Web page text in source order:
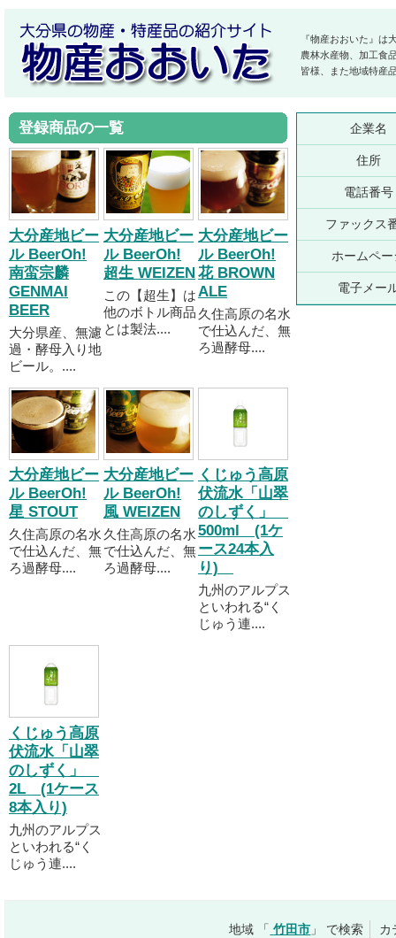
『物産おおいた』は
農林水産物、加工食
皆様、また地域特産
登録商品の一覧
大分産地ビー
ル BeerOh!
南蛮宗麟
GENMAI
BEER
大分県産、無濾
過・酵母入り地
ビール。....
大分産地ビー
ル BeerOh!
超生 WEIZEN
この【超生】は
他のボトル商品
とは製法....
大分産地ビー
ル BeerOh!
花 BROWN
ALE
久住高原の名水
で仕込んだ、無
ろ過酵母....
大分産地ビー
ル BeerOh!
星 STOUT
久住高原の名水
で仕込んだ、無
ろ過酵母....
大分産地ビー
ル BeerOh!
風 WEIZEN
久住高原の名水
で仕込んだ、無
ろ過酵母....
くじゅう高原
伏流水「山翠
のしずく」
500ml (1ケ
ース24本入
り)
九州のアルプス
といわれる“く
じゅう連....
くじゅう高原
伏流水「山翠
のしずく」
2L (1ケース
8本入り)
九州のアルプス
といわれる“く
じゅう連....
企業名
住所
電話番号
ファックス
ホームペー
電子メー
地域 「 竹田市 」 で検索 カ